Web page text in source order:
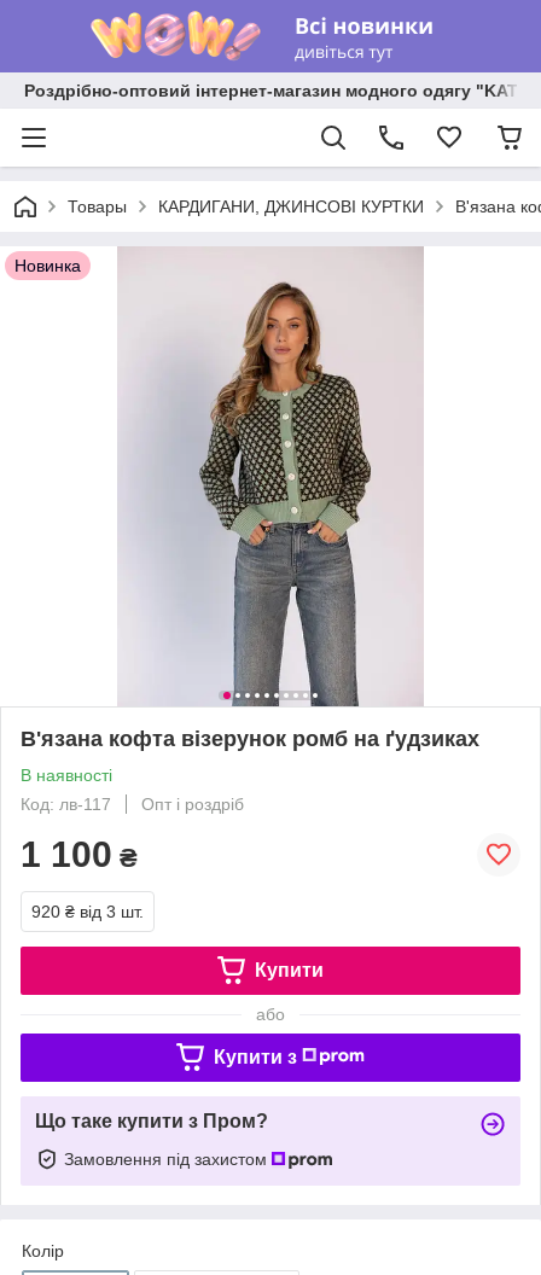
Роздрібно-оптовий інтернет-магазин модного одягу
Товары КАРДИГАНИ, ДЖИНСОВІ КУРТКИ В'язана
Новинка
В'язана кофта візерунок ромб на ґудзиках
В наявності
Код: лв-117
Опт і роздріб
1 100 ₴
920 ₴ від 3 шт.
Купити
або
Купити з
Що таке купити з Пром?
Замовлення під захистом
Колір